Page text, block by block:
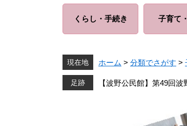
くらし・ 手続き 子育て・
現在地 ホーム > 分類でさがす >
【波野公民館】第49回